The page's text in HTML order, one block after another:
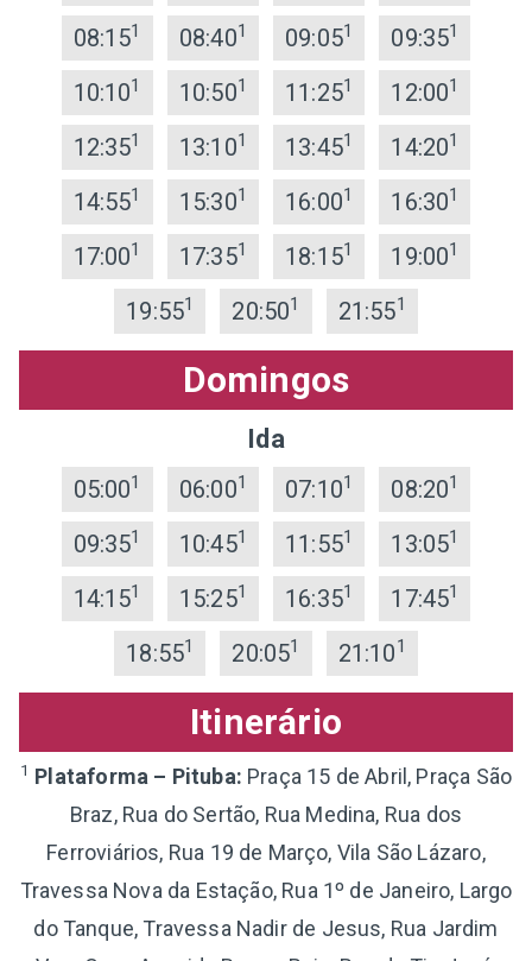
08:151 08:401 09:051 09:351
10:101 10:501 11:251 12:001
12:351 13:101 13:451 14:201
14:551 15:301 16:001 16:301
17:001 17:351 18:151 19:001
19:551 20:501 21:551
Domingos
Ida
05:001 06:001 07:101 08:201
09:351 10:451 11:551 13:051
14:151 15:251 16:351 17:451
18:551 20:051 21:101
Itinerário
1 Plataforma – Pituba: Praça 15 de Abril, Praça São
Braz, Rua do Sertão, Rua Medina, Rua dos
Ferroviários, Rua 19 de Março, Vila São Lázaro,
Travessa Nova da Estação, Rua 1º de Janeiro, Largo
do Tanque, Travessa Nadir de Jesus, Rua Jardim